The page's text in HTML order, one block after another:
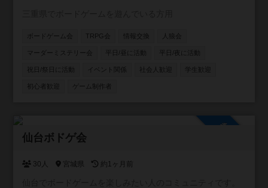
ボードゲーム会 TRPG会 情報交換 人狼会
マーダーミステリー会 平日/昼に活動 平日/夜に活動
祝日/祭日に活動 イベント関係 社会人歓迎 学生歓迎
初心者歓迎 ゲーム制作者
仙台ボドゲ会
30人 宮城県 約1ヶ月前